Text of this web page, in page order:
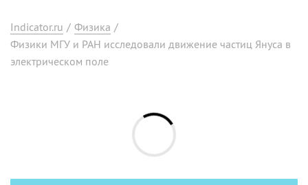
Indicator.ru / Физика /
Физики МГУ и РАН исследовали движение частиц Януса в
электрическом поле